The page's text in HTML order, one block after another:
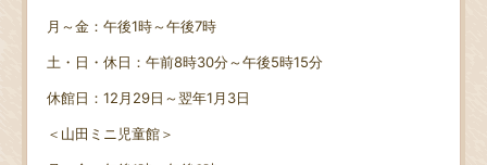
月～金：午後1時～午後7時
土・日・休日：午前8時30分～午後5時15分
休館日：12月29日～翌年1月3日
＜山田ミニ児童館＞